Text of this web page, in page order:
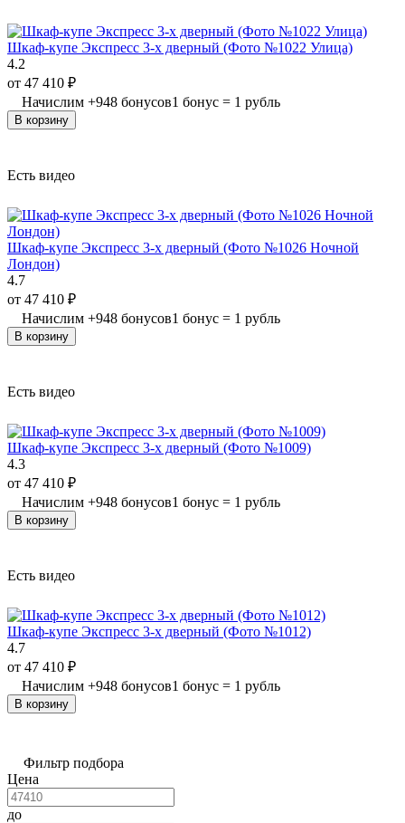
Шкаф-купе Экспресс 3-х дверный (Фото №1022 Улица)
4.2
от 47 410 ₽
Начислим +948 бонусов1 бонус = 1 рубль
В корзину
Есть видео
Шкаф-купе Экспресс 3-х дверный (Фото №1026 Ночной
Лондон)
4.7
от 47 410 ₽
Начислим +948 бонусов1 бонус = 1 рубль
В корзину
Есть видео
Шкаф-купе Экспресс 3-х дверный (Фото №1009)
4.3
от 47 410 ₽
Начислим +948 бонусов1 бонус = 1 рубль
В корзину
Есть видео
Шкаф-купе Экспресс 3-х дверный (Фото №1012)
4.7
от 47 410 ₽
Начислим +948 бонусов1 бонус = 1 рубль
В корзину
Фильтр подбора
Цена
до